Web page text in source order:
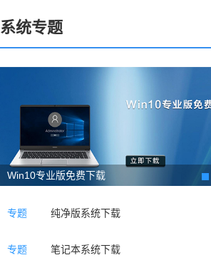
系统专题
Win10专业版免费下载
专题 纯净版系统下载
专题 笔记本系统下载